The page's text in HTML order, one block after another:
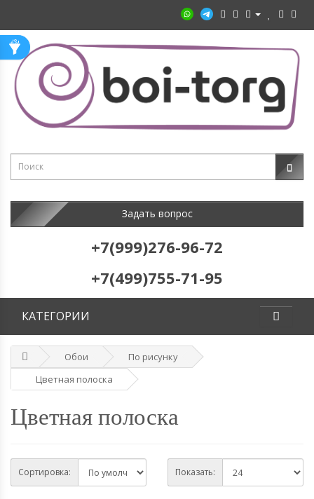
Задать вопрос
+7(999)276-96-72
+7(499)755-71-95
КАТЕГОРИИ
Обои
По рисунку
Цветная полоска
Цветная полоска
Сортировка: Показать: